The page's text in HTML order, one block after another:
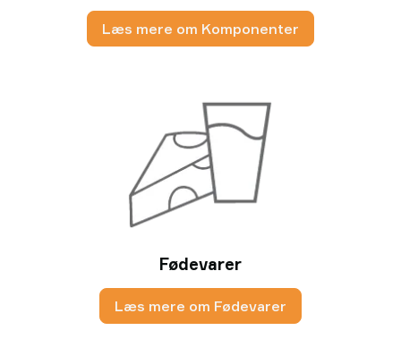
Læs mere om Komponenter
Fødevarer
Læs mere om Fødevarer